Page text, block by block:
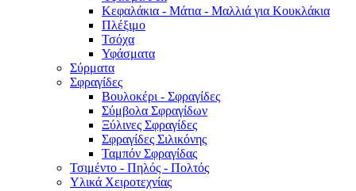
Κεφαλάκια - Μάτια - Μαλλιά για Κουκλάκια
Πλέξιμο
Τσόχα
Υφάσματα
Σύρματα
Σφραγίδες
Βουλοκέρι - Σφραγίδες
Σύμβολα Σφραγίδων
Ξύλινες Σφραγίδες
Σφραγίδες Σιλικόνης
Ταμπόν Σφραγίδας
Τσιμέντο - Πηλός - Πολτός
Υλικά Χειροτεχνίας